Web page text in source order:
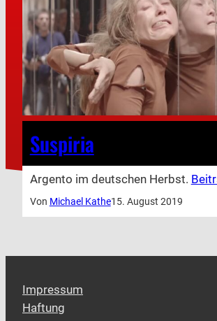
Suspiria
Argento im deutschen Herbst.
Von Michael Kathe15. August 2019
Impressum
Haftung